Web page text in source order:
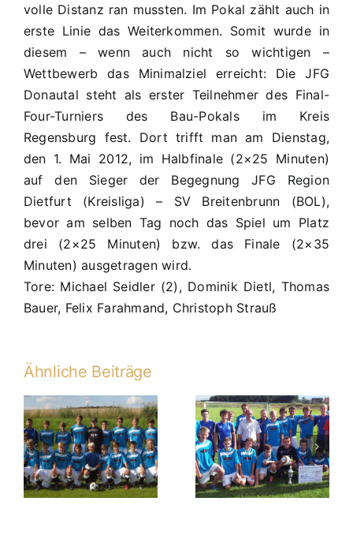
volle Distanz ran mussten. Im Pokal zählt auch in
erste Linie das Weiterkommen. Somit wurde in
diesem – wenn auch nicht so wichtigen –
Wettbewerb das Minimalziel erreicht: Die JFG
Donautal steht als erster Teilnehmer des Final-
Four-Turniers des Bau-Pokals im Kreis
Regensburg fest. Dort trifft man am Dienstag,
den 1. Mai 2012, im Halbfinale (2×25 Minuten)
auf den Sieger der Begegnung JFG Region
Dietfurt (Kreisliga) – SV Breitenbrunn (BOL),
bevor am selben Tag noch das Spiel um Platz
drei (2×25 Minuten) bzw. das Finale (2×35
Minuten) ausgetragen wird.
Tore: Michael Seidler (2), Dominik Dietl, Thomas
Bauer, Felix Farahmand, Christoph Strauß
Ähnliche Beiträge
C1 verdienter
4:1 (0:1,1:1)-
Sieger nach
Elfmeterschießen
im Kelheimer